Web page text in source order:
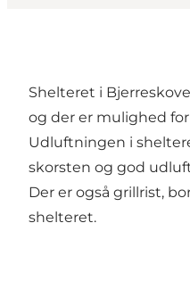
Shelteret i
og der er mulighed
Udluftningen i
skorsten og god
Der er også grillrist,
shelteret.